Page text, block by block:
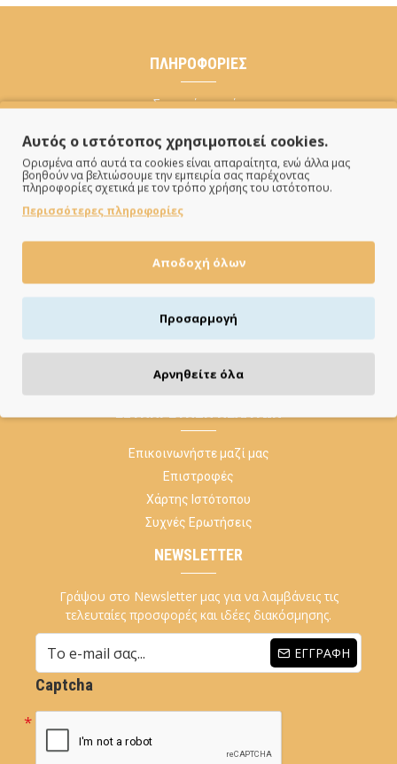
ΠΛΗΡΟΦΟΡΊΕΣ
Σχετικά με εμάς
Τρόποι Πληρωμής
Όροι & Προϋποθέσεις
Πολιτική Cookies
ΛΟΓΑΡΙΑΣΜΌΣ
Newsletter
Χονδρική
ΕΞΥΠΗΡΈΤΗΣΗ ΠΕΛΑΤΏΝ
Επικοινωνήστε μαζί μας
Επιστροφές
Χάρτης Ιστότοπου
Συχνές Ερωτήσεις
NEWSLETTER
Γράψου στο Newsletter μας για να λαμβάνεις τις
τελευταίες προσφορές και ιδέες διακόσμησης.
ΕΓΓΡΑΦΉ
Captcha
Αυτός ο ιστότοπος χρησιμοποιεί cookies.
Ορισμένα από αυτά τα cookies είναι απαραίτητα, ενώ άλλα μας
βοηθούν να βελτιώσουμε την εμπειρία σας παρέχοντας
πληροφορίες σχετικά με τον τρόπο χρήσης του ιστότοπου.
Περισσότερες πληροφορίες
Αποδοχή όλων
Προσαρμογή
Αρνηθείτε όλα